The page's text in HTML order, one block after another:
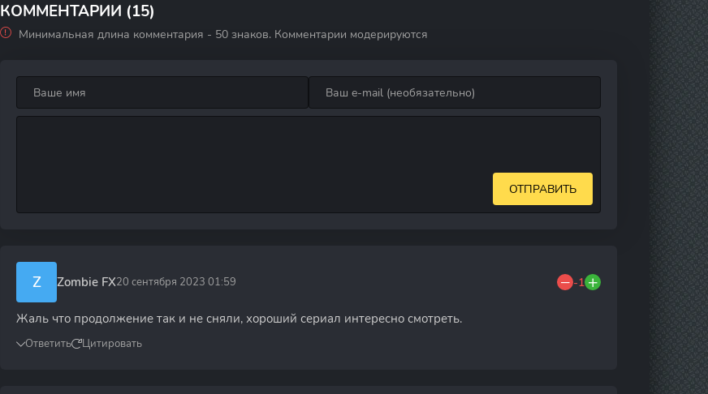
КОММЕНТАРИИ (15)
Минимальная длина комментария - 50 знаков. Комментарии модерируются
ОТПРАВИТЬ
Z Zombie FX20 сентября 2023 01:59 -1
Жаль что продолжение так и не сняли, хороший сериал интересно смотреть.
Ответить Цитировать